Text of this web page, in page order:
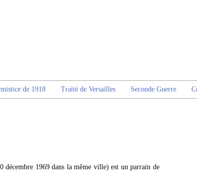
de 1918 Traité de Versailles Seconde Guerre
1969 dans la même ville) est un parrain de